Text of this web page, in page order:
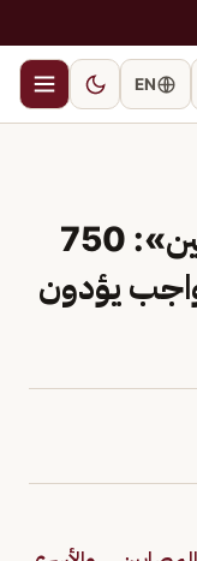
EN
أمين «الشهداء والمصابين»: 750
يؤدون